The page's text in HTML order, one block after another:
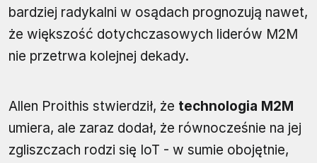
bardziej radykalni w osądach prognozują nawet,
że większość dotychczasowych liderów M2M
nie przetrwa kolejnej dekady.
Allen Proithis stwierdził, że technologia M2M
umiera, ale zaraz dodał, że równocześnie na jej
zgliszczach rodzi się IoT - w sumie obojętnie,